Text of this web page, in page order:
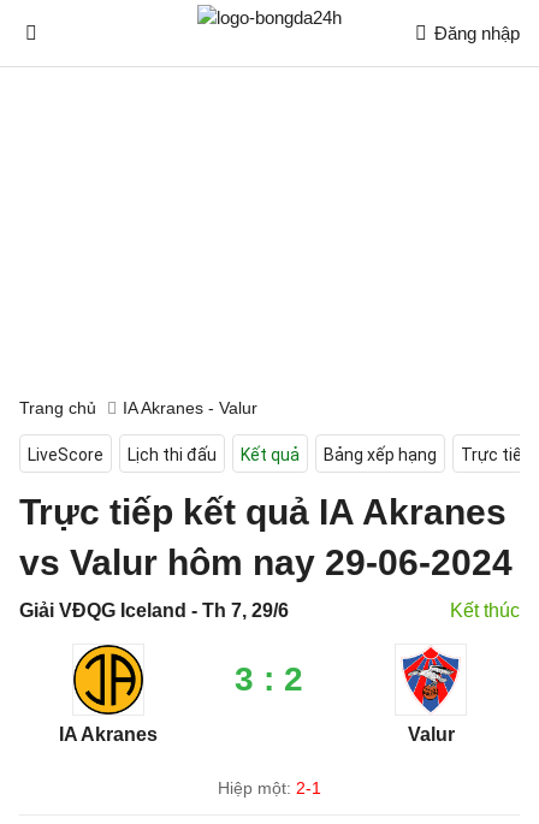
Đăng nhập
Trang chủ IA Akranes - Valur
LiveScore Lịch thi đấu Kết quả Bảng xếp hạng Trực tiếp
Trực tiếp kết quả IA Akranes
vs Valur hôm nay 29-06-2024
Giải VĐQG Iceland - Th 7, 29/6 Kết thúc
IA Akranes
3 : 2
Valur
Hiệp một: 2-1